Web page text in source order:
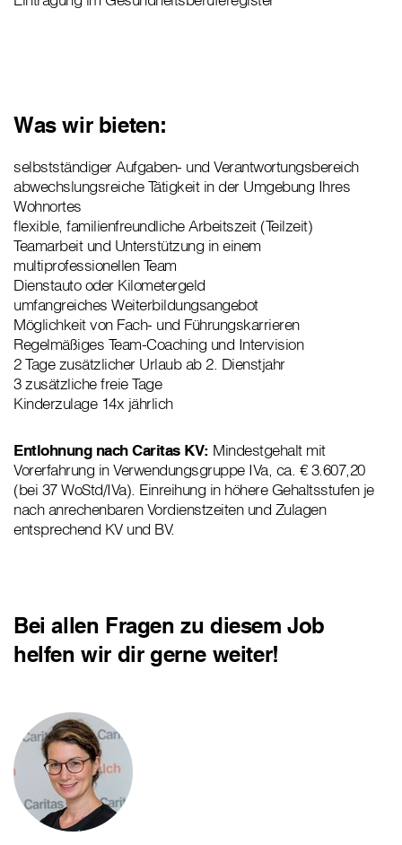
Was wir bieten:
selbstständiger Aufgaben- und Verantwortungsbereich
abwechslungsreiche Tätigkeit in der Umgebung Ihres
Wohnortes
flexible, familienfreundliche Arbeitszeit (Teilzeit)
Teamarbeit und Unterstützung in einem
multiprofessionellen Team
Dienstauto oder Kilometergeld
umfangreiches Weiterbildungsangebot
Möglichkeit von Fach- und Führungskarrieren
Regelmäßiges Team-Coaching und Intervision
2 Tage zusätzlicher Urlaub ab 2. Dienstjahr
3 zusätzliche freie Tage
Kinderzulage 14x jährlich
Entlohnung nach Caritas KV: Mindestgehalt mit
Vorerfahrung in Verwendungsgruppe IVa, ca. € 3.607,20
(bei 37 WoStd/IVa). Einreihung in höhere Gehaltsstufen je
nach anrechenbaren Vordienstzeiten und Zulagen
entsprechend KV und BV.
Bei allen Fragen zu diesem Job
helfen wir dir gerne weiter!